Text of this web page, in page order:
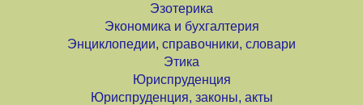
Эзотерика
Экономика и бухгалтерия
Энциклопедии, справочники, словари
Этика
Юриспруденция
Юриспруденция, законы, акты